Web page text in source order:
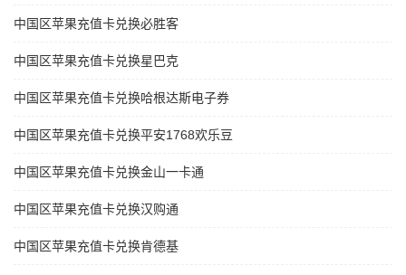
中国区苹果充值卡兑换必胜客
中国区苹果充值卡兑换星巴克
中国区苹果充值卡兑换哈根达斯电子券
中国区苹果充值卡兑换平安1768欢乐豆
中国区苹果充值卡兑换金山一卡通
中国区苹果充值卡兑换汉购通
中国区苹果充值卡兑换肯德基